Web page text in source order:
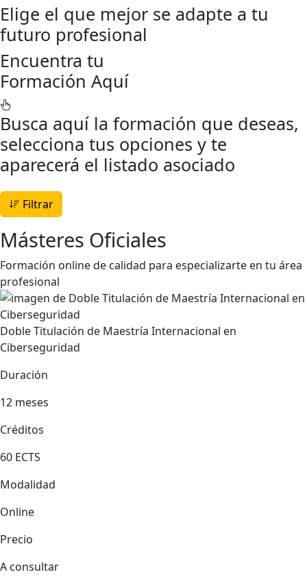
Elige el que mejor se adapte a tu
futuro profesional
Encuentra tu
Formación Aquí
Busca aquí la formación que deseas,
selecciona tus opciones y te
aparecerá el listado asociado
Filtrar
Másteres Oficiales
Formación online de calidad para especializarte en tu área
profesional
Doble Titulación de Maestría Internacional en
Ciberseguridad
Duración
12 meses
Créditos
60 ECTS
Modalidad
Online
Precio
A consultar